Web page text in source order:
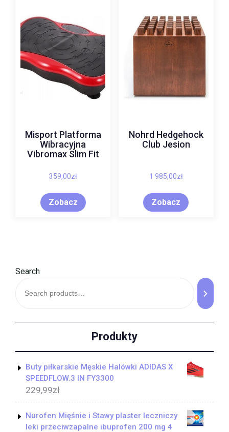
Misport Platforma
Wibracyjna
Vibromax Slim Fit
359,00zł
Zobacz
Nohrd Hedgehock
Club Jesion
1 985,00zł
Zobacz
Search
Produkty
Buty piłkarskie Męskie Halówki ADIDAS X
SPEEDFLOW.3 IN FY3300
229,99zł
Nurofen Mięśnie i Stawy plaster leczniczy
leki przeciwzapalne ibuprofen 200 mg 4